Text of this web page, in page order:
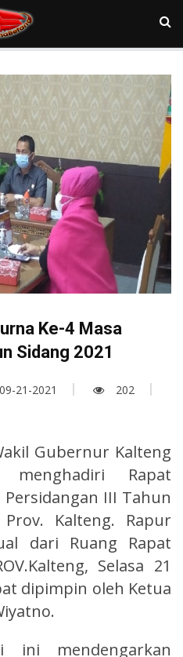
Ke-4 Masa
Sidang 2021
09-21-2021
202
Gubernur Kalteng
Rapat
III Tahun
Prov. Kalteng. Rapur
dari Ruang Rapat
Selasa 21
dipimpin oleh Ketua
ini mendengarkan